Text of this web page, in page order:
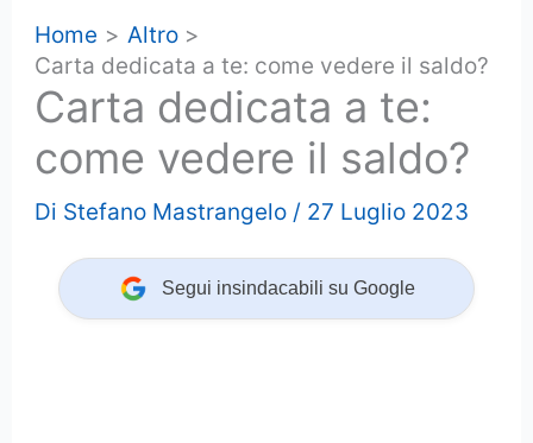
Home
Altro
Carta dedicata a te: come vedere il saldo?
Carta dedicata a te:
come vedere il saldo?
Di Stefano Mastrangelo / 27 Luglio 2023
Segui insindacabili su Google